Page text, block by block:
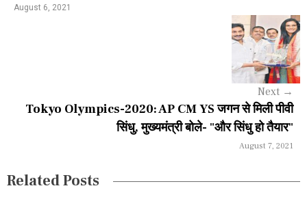
a
o
August 6, 2021
Next →
Tokyo Olympics-2020: AP CM YS जगन से मिली पीवी
सिंधु, मुख्यमंत्री बोले- "और सिंधु हो तैयार"
August 7, 2021
Related Posts